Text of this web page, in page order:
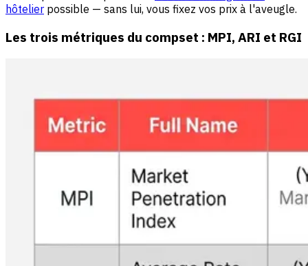
hôtelier possible — sans lui, vous fixez vos prix à l'aveugle.
Les trois métriques du compset : MPI, ARI et RGI